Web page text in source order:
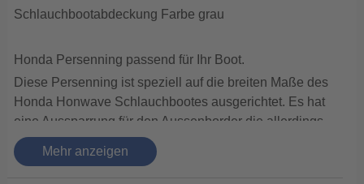
Schlauchbootabdeckung Farbe grau
Honda Persenning passend für Ihr Boot.
Diese Persenning ist speziell auf die breiten Maße des
Honda Honwave Schlauchbootes ausgerichtet. Es hat
eine Aussparrung für den Aussenborder die allerdings
mit Klettverschluss auch geschlossen werden kann. So
ist das ganze Boot und auch der Aussenbordmotor vor
Mehr anzeigen